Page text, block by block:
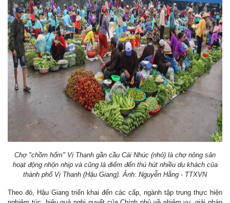
Chợ "chồm hổm" Vị Thanh gần cầu Cái Nhúc (nhỏ) là chợ nông sản
hoạt động nhộn nhịp và cũng là điểm đến thú hút nhiều du khách của
thành phố Vị Thanh (Hậu Giang). Ảnh: Nguyễn Hằng - TTXVN
Theo đó, Hậu Giang triển khai đến các cấp, ngành tập trung thực hiện